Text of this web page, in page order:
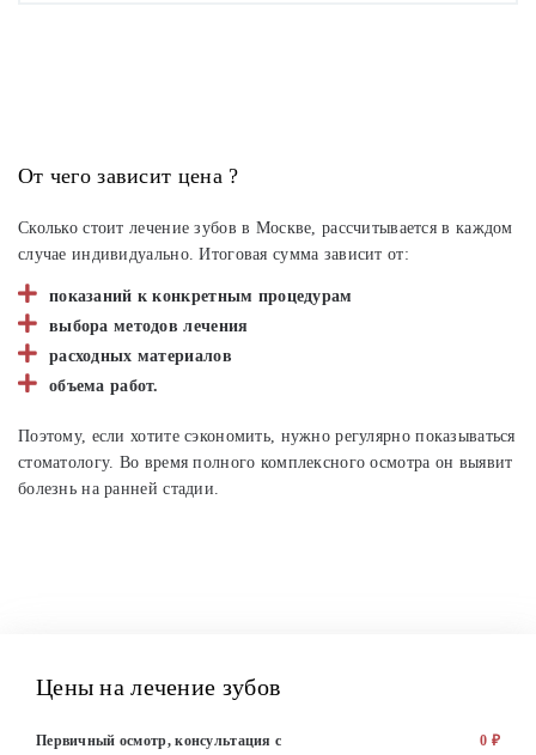
От чего зависит цена ?
Сколько стоит лечение зубов в Москве, рассчитывается в каждом
случае индивидуально. Итоговая сумма зависит от:
показаний к конкретным процедурам
выбора методов лечения
расходных материалов
объема работ.
Поэтому, если хотите сэкономить, нужно регулярно показываться
стоматологу. Во время полного комплексного осмотра он выявит
болезнь на ранней стадии.
Цены на лечение зубов
Первичный осмотр, консультация с
0 ₽